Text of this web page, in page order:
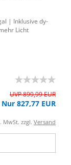
| In­klu­si­ve dy­
Licht
UVP 899,99 EUR
Nur 827,77 EUR
MwSt. zzgl. Versand